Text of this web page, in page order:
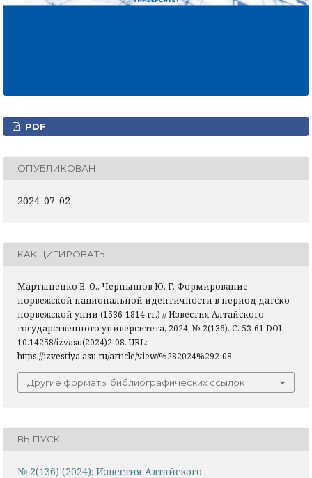
PDF
ОПУБЛИКОВАН
2024-07-02
КАК ЦИТИРОВАТЬ
Мартыненко В. О., Чернышов Ю. Г. Формирование
норвежской национальной идентичности в период датско-
норвежской унии (1536-1814 гг.) // Известия Алтайского
государственного университета, 2024, № 2(136). С. 53-61 DOI:
10.14258/izvasu(2024)2-08. URL:
https://izvestiya.asu.ru/article/view/%282024%292-08.
Другие форматы библиографических ссылок
ВЫПУСК
№ 2(136) (2024): Известия Алтайского